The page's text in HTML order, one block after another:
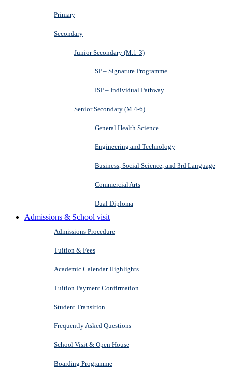
Primary
Secondary
Junior Secondary (M.1-3)
SP – Signature Programme
ISP – Individual Pathway
Senior Secondary (M.4-6)
General Health Science
Engineering and Technology
Business, Social Science, and 3rd Language
Commercial Arts
Dual Diploma
Admissions & School visit
Admissions Procedure
Tuition & Fees
Academic Calendar Highlights
Tuition Payment Confirmation
Student Transition
Frequently Asked Questions
School Visit & Open House
Boarding Programme